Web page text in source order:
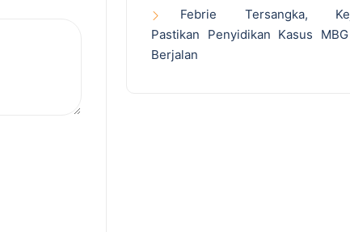
Febrie Tersangka,
Pastikan Penyidikan Kasus
Berjalan